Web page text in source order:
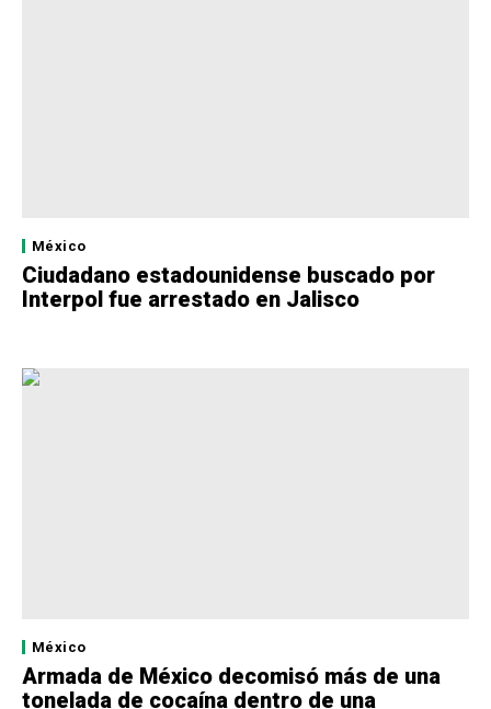
México
Ciudadano estadounidense buscado por
Interpol fue arrestado en Jalisco
México
Armada de México decomisó más de una
tonelada de cocaína dentro de una